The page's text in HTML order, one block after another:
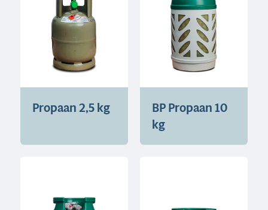
Propaan 2,5 kg
BP Propaan 10
kg